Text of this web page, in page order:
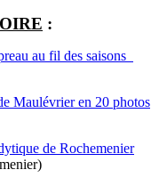
:
au fil des saisons
Maulévrier en 20 photos
de Rochemenier